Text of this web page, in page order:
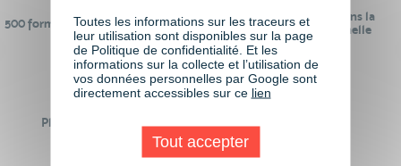
500 formations pour se préparer au
monde de demain
24 ans d'expérience dans la
formation professionnelle
Plus de 50 formations
Des intervenants
Toutes les informations sur les traceurs et
leur utilisation sont disponibles sur la page
de Politique de confidentialité. Et les
informations sur la collecte et l’utilisation de
vos données personnelles par Google sont
directement accessibles sur ce lien
Tout accepter